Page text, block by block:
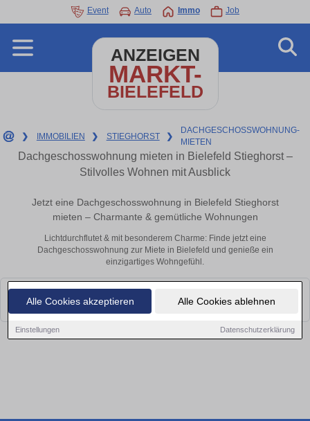
Alle Cookies akzeptieren Alle Cookies ablehnen
Einstellungen Datenschutzerklärung
Event Auto Immo Job
ANZEIGEN
MARKT-
BIELEFELD
❯ IMMOBILIEN ❯ STIEGHORST ❯
DACHGESCHOSSWOHNUNG-
MIETEN
Dachgeschosswohnung mieten in Bielefeld Stieghorst –
Stilvolles Wohnen mit Ausblick
Jetzt eine Dachgeschosswohnung in Bielefeld Stieghorst
mieten – Charmante & gemütliche Wohnungen
Lichtdurchflutet & mit besonderem Charme: Finde jetzt eine
Dachgeschosswohnung zur Miete in Bielefeld und genieße ein
einzigartiges Wohngefühl.
Leider konnten wir derzeit keine passenden Objekte finden. Schauen Sie
bald wieder vorbei!